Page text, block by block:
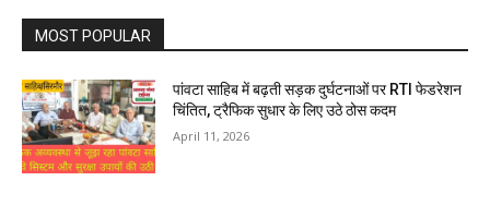
MOST POPULAR
पांवटा साहिब में बढ़ती सड़क दुर्घटनाओं पर RTI फेडरेशन
चिंतित, ट्रैफिक सुधार के लिए उठे ठोस कदम
April 11, 2026